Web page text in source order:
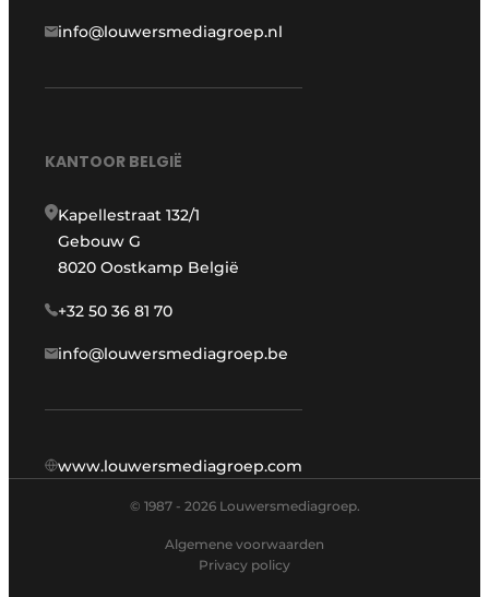
info@louwersmediagroep.nl
KANTOOR BELGIË
Kapellestraat 132/1
Gebouw G
8020 Oostkamp België
+32 50 36 81 70
info@louwersmediagroep.be
www.louwersmediagroep.com
© 1987 - 2026 Louwersmediagroep.
Algemene voorwaarden
Privacy policy